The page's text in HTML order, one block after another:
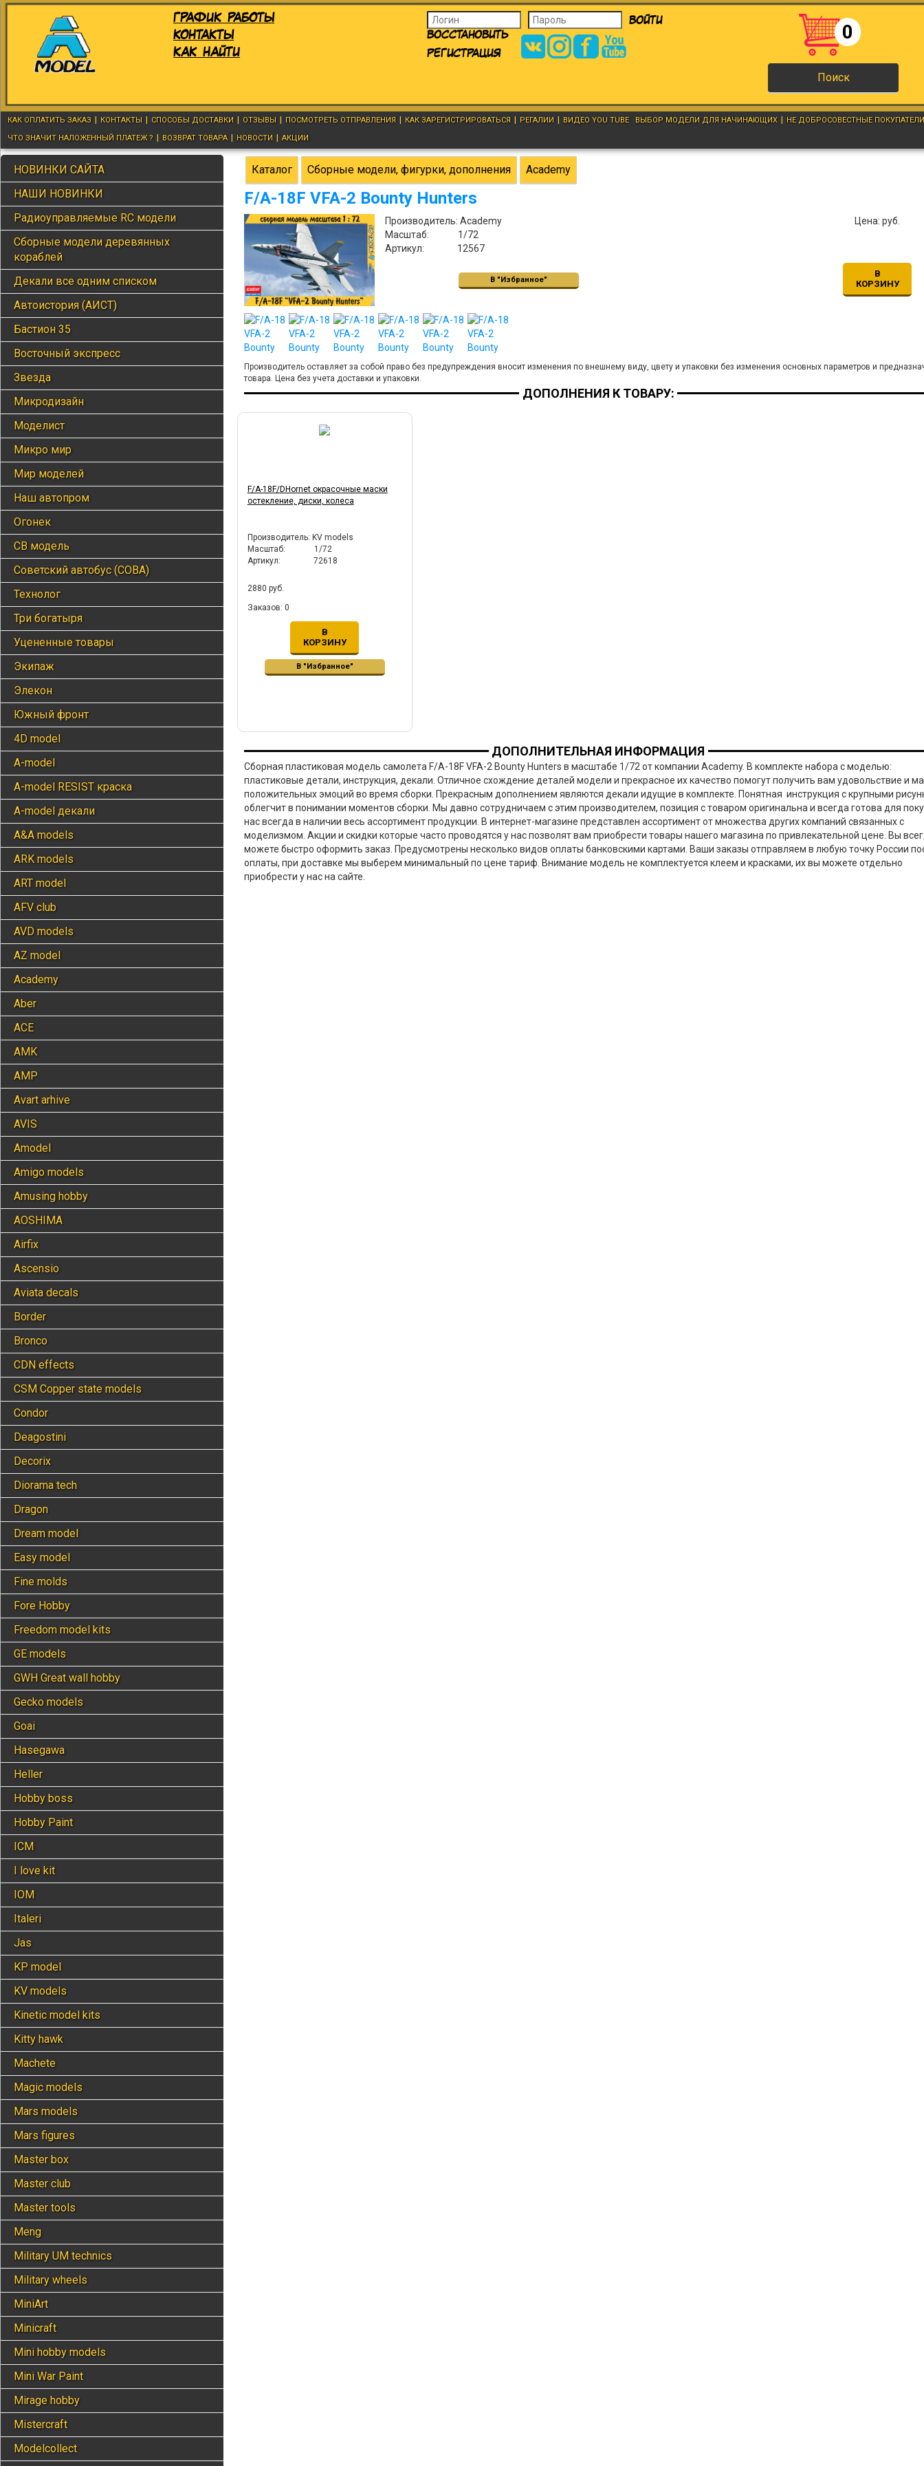
График работы
контакты
как найти
Восстановить
Регистрация
Войти 0
Поиск
КАК ОПЛАТИТЬ ЗАКАЗ | КОНТАКТЫ | СПОСОБЫ ДОСТАВКИ | ОТЗЫВЫ | ПОСМОТРЕТЬ ОТПРАВЛЕНИЯ | КАК ЗАРЕГИСТРИРОВАТЬСЯ | РЕГАЛИИ | ВИДЕО YOU TUBE ВЫБОР МОДЕЛИ ДЛЯ НАЧИНАЮЩИХ | НЕ ДОБРОСОВЕСТНЫЕ ПОКУПАТЕЛИ
ЧТО ЗНАЧИТ НАЛОЖЕННЫЙ ПЛАТЕЖ ? | ВОЗВРАТ ТОВАРА | НОВОСТИ | АКЦИИ
НОВИНКИ САЙТА
НАШИ НОВИНКИ
Радиоуправляемые RC модели
Сборные модели деревянных
кораблей
Декали все одним списком
Автоистория (АИСТ)
Бастион 35
Восточный экспресс
Звезда
Микродизайн
Моделист
Микро мир
Мир моделей
Наш автопром
Огонек
СВ модель
Советский автобус (СОВА)
Технолог
Три богатыря
Уцененные товары
Экипаж
Элекон
Южный фронт
4D model
A-model
А-model RESIST краска
A-model декали
A&A models
ARK models
ART model
AFV club
AVD models
AZ model
Academy
Aber
ACE
AMK
AMP
Avart arhive
AVIS
Amodel
Amigo models
Amusing hobby
AOSHIMA
Airfix
Ascensio
Aviata decals
Border
Bronco
CDN effects
CSM Copper state models
Condor
Deagostini
Decorix
Diorama tech
Dragon
Dream model
Easy model
Fine molds
Fore Hobby
Freedom model kits
GE models
GWH Great wall hobby
Gecko models
Goai
Hasegawa
Heller
Hobby boss
Hobby Paint
ICM
I love kit
IOM
Italeri
Jas
KP model
KV models
Kinetic model kits
Kitty hawk
Machete
Magic models
Mars models
Mars figures
Master box
Master club
Master tools
Meng
Military UM techniсs
Military wheels
MiniArt
Minicraft
Mini hobby models
Mini War Paint
Mirage hobby
Mistercraft
Modelcollect
Каталог Сборные модели, фигурки, дополнения Academy
F/A-18F VFA-2 Bounty Hunters
Производитель: Academy
Масштаб: 1/72
Артикул: 12567
В "Избранное"
Цена:руб.
В
КОРЗИНУ
Производитель оставляет за собой право без предупреждения вносит изменения по внешнему виду, цвету и упаковки без изменения основных параметров и
товара. Цена без учета доставки и упаковки.
ДОПОЛНЕНИЯ К ТОВАРУ:
F/A-18F/DHornet окрасочные маски
остекление, диски, колеса
Производитель: KV models
Масштаб: 1/72
Артикул: 72618
2880 руб.
Заказов: 0
В
КОРЗИНУ
В "Избранное"
ДОПОЛНИТЕЛЬНАЯ ИНФОРМАЦИЯ
Сборная пластиковая модель самолета F/A-18F VFA-2 Bounty Hunters в масштабе 1/72 от компании Academy. В комплекте набора с моделью:
пластиковые детали, инструкция, декали. Отличное схождение деталей модели и прекрасное их качество помогут получить вам удовольствие и
положительных эмоций во время сборки. Прекрасным дополнением являются декали идущие в комплекте. Понятная инструкция с крупными
облегчит в понимании моментов сборки. Мы давно сотрудничаем с этим производителем, позиция с товаром оригинальна и всегда готова для
нас всегда в наличии весь ассортимент продукции. В интернет-магазине представлен ассортимент от множества других компаний связанных с
моделизмом. Акции и скидки которые часто проводятся у нас позволят вам приобрести товары нашего магазина по привлекательной цене. Вы
можете быстро оформить заказ. Предусмотрены несколько видов оплаты банковскими картами. Ваши заказы отправляем в любую точку России
оплаты, при доставке мы выберем минимальный по цене тариф. Внимание модель не комплектуется клеем и красками, их вы можете отдельно
приобрести у нас на сайте.